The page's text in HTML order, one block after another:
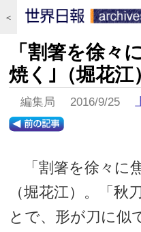
＜
「割箸を徐々
焼く｣（堀花
編集局 2016/9/25
「割箸を徐々に
（堀花江）。「秋
とで、形が刀に似